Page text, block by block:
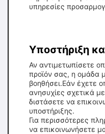
υπηρεσίες
Υποστήριξη
Αν αντιμετωπίσετε
προϊόν σας, η ομάδα
βοηθήσει.Εάν έχετε
ανησυχίες σχετικά
διστάσετε να
υποστήριξης.
Για περισσότερες
να επικοινωνήσετε